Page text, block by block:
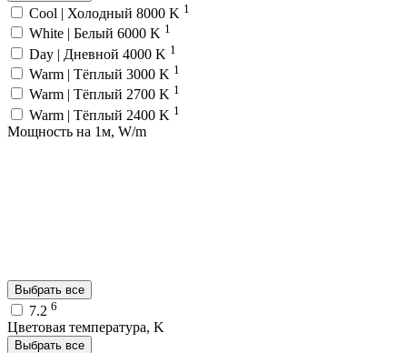
Cool | Холодный 8000 K 1
White | Белый 6000 K 1
Day | Дневной 4000 K 1
Warm | Тёплый 3000 K 1
Warm | Тёплый 2700 K 1
Warm | Тёплый 2400 K 1
Мощность на 1м, W/m
Выбрать все
7.2 6
Цветовая температура, K
Выбрать все